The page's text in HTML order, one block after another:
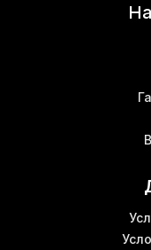
Оборудование
Купить ферму для
Купить
Майнинг купить